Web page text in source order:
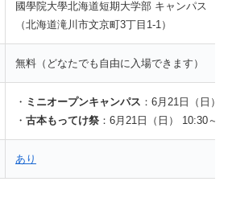
國學院大學北海道短期大学部 キャンパス
（北海道滝川市文京町3丁目1-1）
無料（どなたでも自由に入場できます）
・ ミニオープンキャンパス ：6月21日（日）
・ 古本もってけ祭 ：6月21日（日） 10:30～
あり